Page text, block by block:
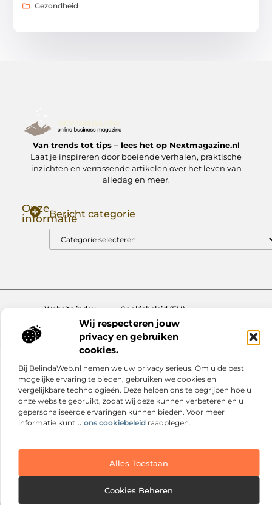
Wij respecteren jouw
privacy en gebruiken
cookies.
Bij BelindaWeb.nl nemen we uw privacy serieus. Om u de best
mogelijke ervaring te bieden, gebruiken we cookies en
vergelijkbare technologieën. Deze helpen ons te begrijpen hoe u
onze website gebruikt, zodat wij deze kunnen verbeteren en u
gepersonaliseerde ervaringen kunnen bieden. Voor meer
informatie kunt u ons cookiebeleid raadplegen.
Alles Toestaan
Cookies Beheren
Gezondheid
Van trends tot tips – lees het op Nextmagazine.nl
Laat je inspireren door boeiende verhalen, praktische
inzichten en verrassende artikelen over het leven van
alledag en meer.
Onze
informatieBericht categorie
Website index
Cookiebeleid (EU)
@2025 www.nextmagazine.nl. All Right Reserved.